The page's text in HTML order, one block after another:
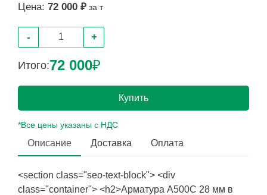
Цена: 72 000 ₽ за т
- +
Итого:72 000₽
Купить
*Все цены указаны с НДС
Описание Доставка Оплата
<section class="seo-text-block"> <div
class="container"> <h2>Арматура А500С 28 мм в